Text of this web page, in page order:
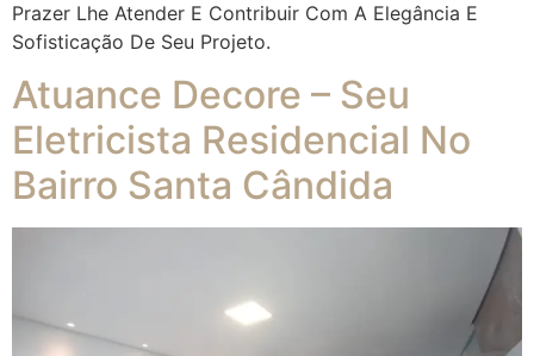
Prazer Lhe Atender E Contribuir Com A Elegância E
Sofisticação De Seu Projeto.
Atuance Decore – Seu
Eletricista Residencial No
Bairro Santa Cândida